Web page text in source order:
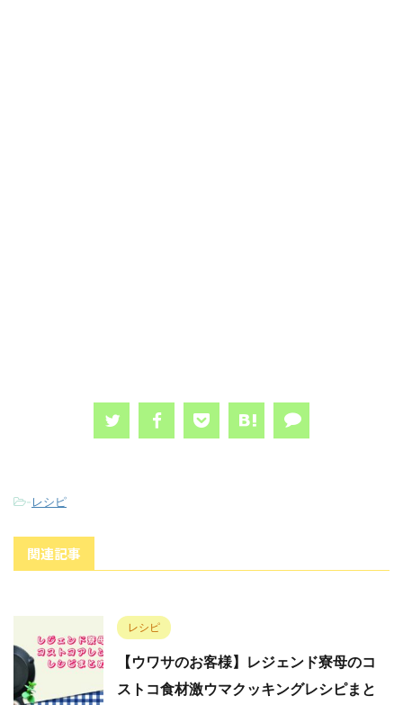
-レシピ
関連記事
レシピ
【ウワサのお客様】レジェンド寮母のコ
ストコ食材激ウマクッキングレシピまと